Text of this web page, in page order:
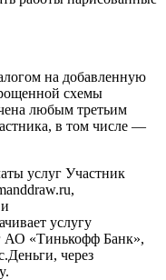
на добавленную
схемы
любым третьим
в том числе —
услуг Участник
услугу
АО «Тинькофф Банк»,
через